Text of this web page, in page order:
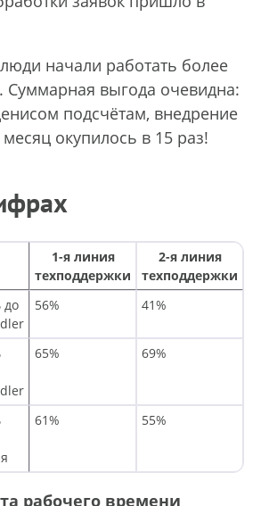
начали работать более
Суммарная выгода очевидна:
подсчётам, внедрение
окупилось в 15 раз!
1-я линия
техподдержки
2-я линия
техподдержки
до
56% 41%
65% 69%
61% 55%
рабочего времени